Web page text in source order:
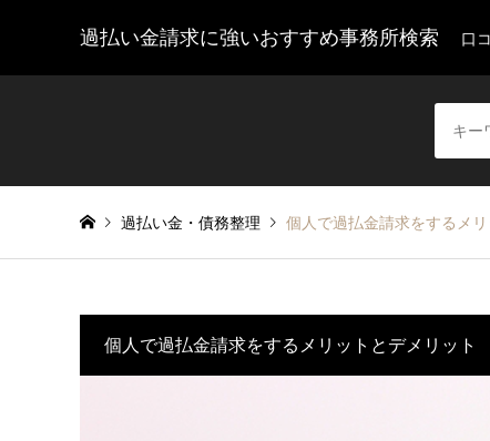
過払い金請求に強いおすすめ事務所検索 口
過払い金・債務整理 個人で過払金請求をするメ
個人で過払金請求をするメリットとデメリット